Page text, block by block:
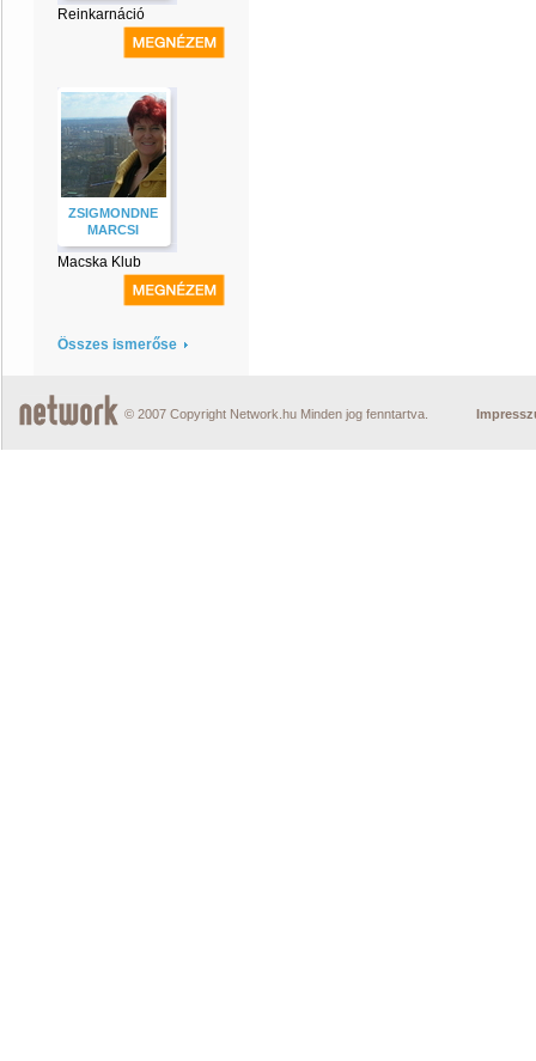
Reinkarnáció
ZSIGMONDNE
MARCSI
Macska Klub
Összes ismerőse
© 2007 Copyright Network.hu Minden jog fenntartva.